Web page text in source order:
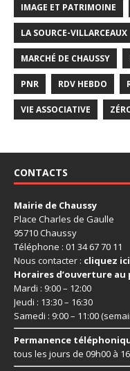
IMAGE ET PATRIMOINE
LA SOURCE-VILLARCEAUX
MARCHÉ DE CHAUSSY
PNR RDV HEBDO
VIE ASSOCIATIVE
CONTACTS
Mairie de Chaussy
Place Charles de Gaulle
95710 Chaussy
Téléphone : 01 34 67 70 11
Nous contacter : cliquez ici
Horaires d’ouverture au
Mardi : 9:00 – 12:00
Jeudi : 13:30 – 16:30
Samedi : 9:00 – 11:00
Permanence
tous les jours de 09h00 à